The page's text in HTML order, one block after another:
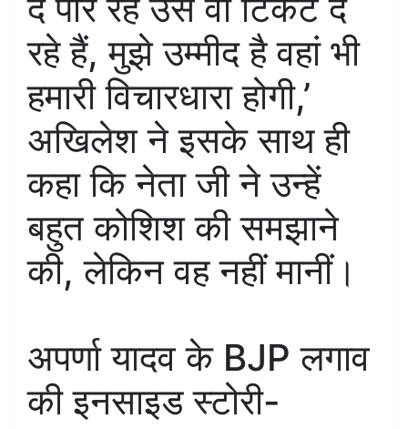
रहे हैं, मुझे उम्मीद है वहां भी
हमारी विचारधारा होगी,’
अखिलेश ने इसके साथ ही
कहा कि नेता जी ने उन्हें
बहुत कोशिश की समझाने
की, लेकिन वह नहीं मानीं।
अपर्णा यादव के BJP लगाव
की इनसाइड स्टोरी-